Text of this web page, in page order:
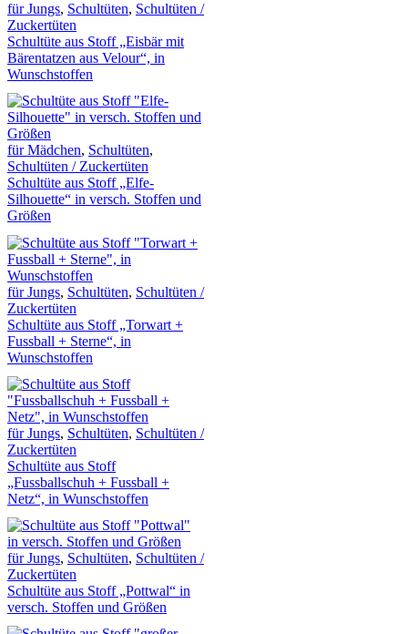
für Jungs, Schultüten, Schultüten /
Zuckertüten
Schultüte aus Stoff „Eisbär mit
Bärentatzen aus Velour“, in
Wunschstoffen
für Mädchen, Schultüten,
Schultüten / Zuckertüten
Schultüte aus Stoff „Elfe-
Silhouette“ in versch. Stoffen und
Größen
für Jungs, Schultüten, Schultüten /
Zuckertüten
Schultüte aus Stoff „Torwart +
Fussball + Sterne“, in
Wunschstoffen
für Jungs, Schultüten, Schultüten /
Zuckertüten
Schultüte aus Stoff
„Fussballschuh + Fussball +
Netz“, in Wunschstoffen
für Jungs, Schultüten, Schultüten /
Zuckertüten
Schultüte aus Stoff „Pottwal“ in
versch. Stoffen und Größen